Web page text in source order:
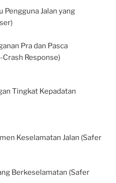
Pengguna Jalan yang
Pra dan Pasca
Crash Response)
Tingkat Kepadatan
Keselamatan Jalan (Safer
Berkeselamatan (Safer